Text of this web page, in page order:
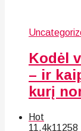
Kodėl
– ir
kurį
Hot
11.4k11258